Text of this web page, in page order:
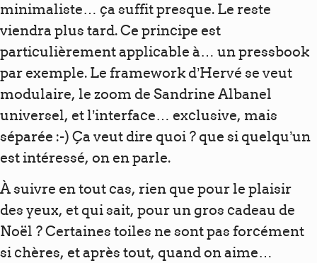
minimaliste… ça suffit presque. Le reste
viendra plus tard. Ce principe est
particulièrement applicable à… un pressbook
par exemple. Le framework d’Hervé se veut
modulaire, le zoom de Sandrine Albanel
universel, et l’interface… exclusive, mais
séparée :-) Ça veut dire quoi ? que si quelqu’un
est intéressé, on en parle.
À suivre en tout cas, rien que pour le plaisir
des yeux, et qui sait, pour un gros cadeau de
Noël ? Certaines toiles ne sont pas forcément
si chères, et après tout, quand on aime…